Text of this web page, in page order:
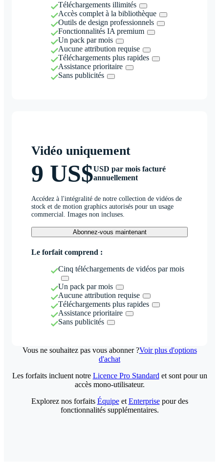
Téléchargements illimités
Accès complet à la bibliothèque
Outils de design professionnels
Fonctionnalités IA premium
Un pack par mois
Aucune attribution requise
Téléchargements plus rapides
Assistance prioritaire
Sans publicités
Vidéo uniquement
9 US$USD par mois facturé
annuellement
Accédez à l'intégralité de notre collection de vidéos de
stock et de motion graphics autorisés pour un usage
commercial. Images non incluses.
Abonnez-vous maintenant
Le forfait comprend :
Cinq téléchargements de vidéos par mois
Un pack par mois
Aucune attribution requise
Téléchargements plus rapides
Assistance prioritaire
Sans publicités
Vous ne souhaitez pas vous abonner ?Voir plus d'options
d'achat
Les forfaits incluent notre Licence Pro Standard et sont pour un
accès mono-utilisateur.
Explorez nos forfaits Équipeet Enterprisepour des
fonctionnalités supplémentaires.